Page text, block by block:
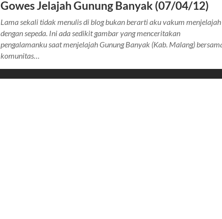
Gowes Jelajah Gunung Banyak (07/04/12)
Lama sekali tidak menulis di blog bukan berarti aku vakum menjelajah
dengan sepeda. Ini ada sedikit gambar yang menceritakan
pengalamanku saat menjelajah Gunung Banyak (Kab. Malang)
komunitas…